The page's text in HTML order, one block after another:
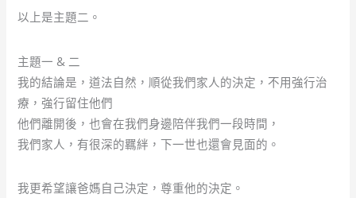
以上是主題二。
主題一 & 二
我的結論是，道法自然，順從我們家人的決定，不用強行治
療，強行留住他們
他們離開後，也會在我們身邊陪伴我們一段時間，
我們家人，有很深的羈絆，下一世也還會見面的。
我更希望讓爸媽自己決定，尊重他的決定。